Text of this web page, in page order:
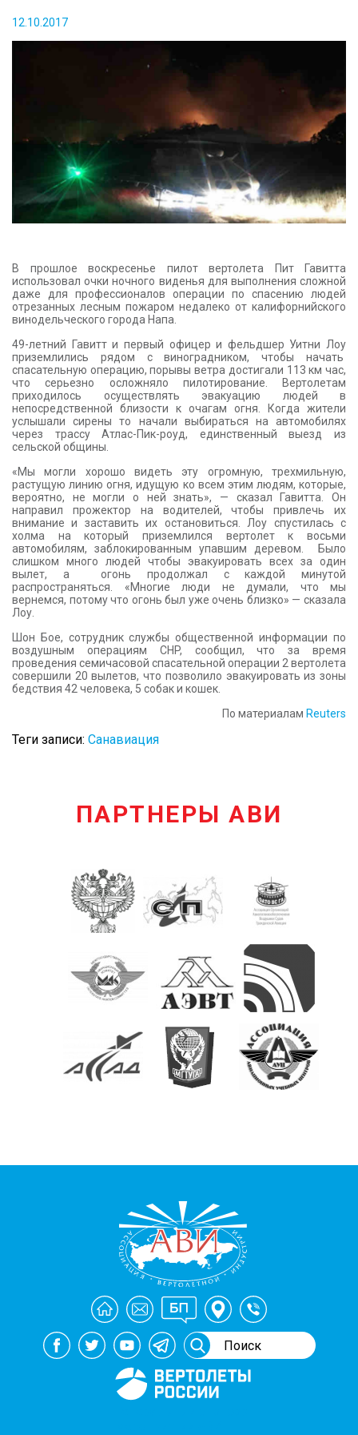
КОНТАКТЫ
12.10.2017
В прошлое воскресенье пилот вертолета Пит Гавитта
использовал очки ночного виденья для выполнения сложной
даже для профессионалов операции по спасению людей
отрезанных лесным пожаром недалеко от калифорнийского
винодельческого города Напа.
49-летний Гавитт и первый офицер и фельдшер Уитни Лоу
приземлились рядом с виноградником, чтобы начать
спасательную операцию, порывы ветра достигали 113 км час,
что серьезно осложняло пилотирование. Вертолетам
приходилось осуществлять эвакуацию людей в
непосредственной близости к очагам огня. Когда жители
услышали сирены то начали выбираться на автомобилях
через трассу Атлас-Пик-роуд, единственный выезд из
сельской общины.
«Мы могли хорошо видеть эту огромную, трехмильную,
растущую линию огня, идущую ко всем этим людям, которые,
вероятно, не могли о ней знать», — сказал Гавитта. Он
направил прожектор на водителей, чтобы привлечь их
внимание и заставить их остановиться. Лоу спустилась с
холма на который приземлился вертолет к восьми
автомобилям, заблокированным упавшим деревом. Было
слишком много людей чтобы эвакуировать всех за один
вылет, а огонь продолжал с каждой минутой
распространяться. «Многие люди не думали, что мы
вернемся, потому что огонь был уже очень близко» — сказала
Лоу.
Шон Бое, сотрудник службы общественной информации по
воздушным операциям CHP, сообщил, что за время
проведения семичасовой спасательной операции 2 вертолета
совершили 20 вылетов, что позволило эвакуировать из зоны
бедствия 42 человека, 5 собак и кошек.
По материалам Reuters
Теги записи: Санавиация
ПАРТНЕРЫ АВИ